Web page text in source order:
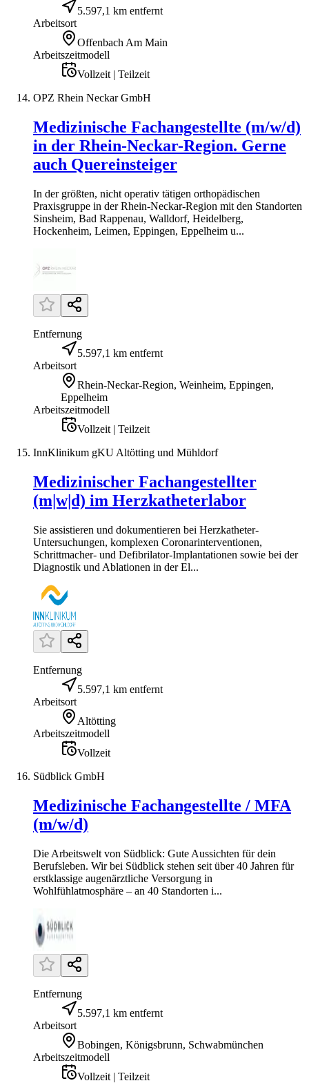
5.597,1 km entfernt
Arbeitsort
Offenbach Am Main
Arbeitszeitmodell
Vollzeit | Teilzeit
OPZ Rhein Neckar GmbH
Medizinische Fachangestellte (m/w/d)
in der Rhein-Neckar-Region. Gerne
auch Quereinsteiger
In der größten, nicht operativ tätigen orthopädischen
Praxisgruppe in der Rhein-Neckar-Region mit den Standorten
Sinsheim, Bad Rappenau, Walldorf, Heidelberg,
Hockenheim, Leimen, Eppingen, Eppelheim u...
Entfernung
5.597,1 km entfernt
Arbeitsort
Rhein-Neckar-Region, Weinheim, Eppingen,
Eppelheim
Arbeitszeitmodell
Vollzeit | Teilzeit
InnKlinikum gKU Altötting und Mühldorf
Medizinischer Fachangestellter
(m|w|d) im Herzkatheterlabor
Sie assistieren und dokumentieren bei Herzkatheter-
Untersuchungen, komplexen Coronarinterventionen,
Schrittmacher- und Defibrilator-Implantationen sowie bei der
Diagnostik und Ablationen in der El...
Entfernung
5.597,1 km entfernt
Arbeitsort
Altötting
Arbeitszeitmodell
Vollzeit
Südblick GmbH
Medizinische Fachangestellte / MFA
(m/w/d)
Die Arbeitswelt von Südblick: Gute Aussichten für dein
Berufsleben. Wir bei Südblick stehen seit über 40 Jahren für
erstklassige augenärztliche Versorgung in
Wohlfühlatmosphäre – an 40 Standorten i...
Entfernung
5.597,1 km entfernt
Arbeitsort
Bobingen, Königsbrunn, Schwabmünchen
Arbeitszeitmodell
Vollzeit | Teilzeit